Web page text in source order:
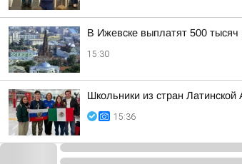
В Ижевске выплатят 500 тысяч
15:30
Школьники из стран
15:36